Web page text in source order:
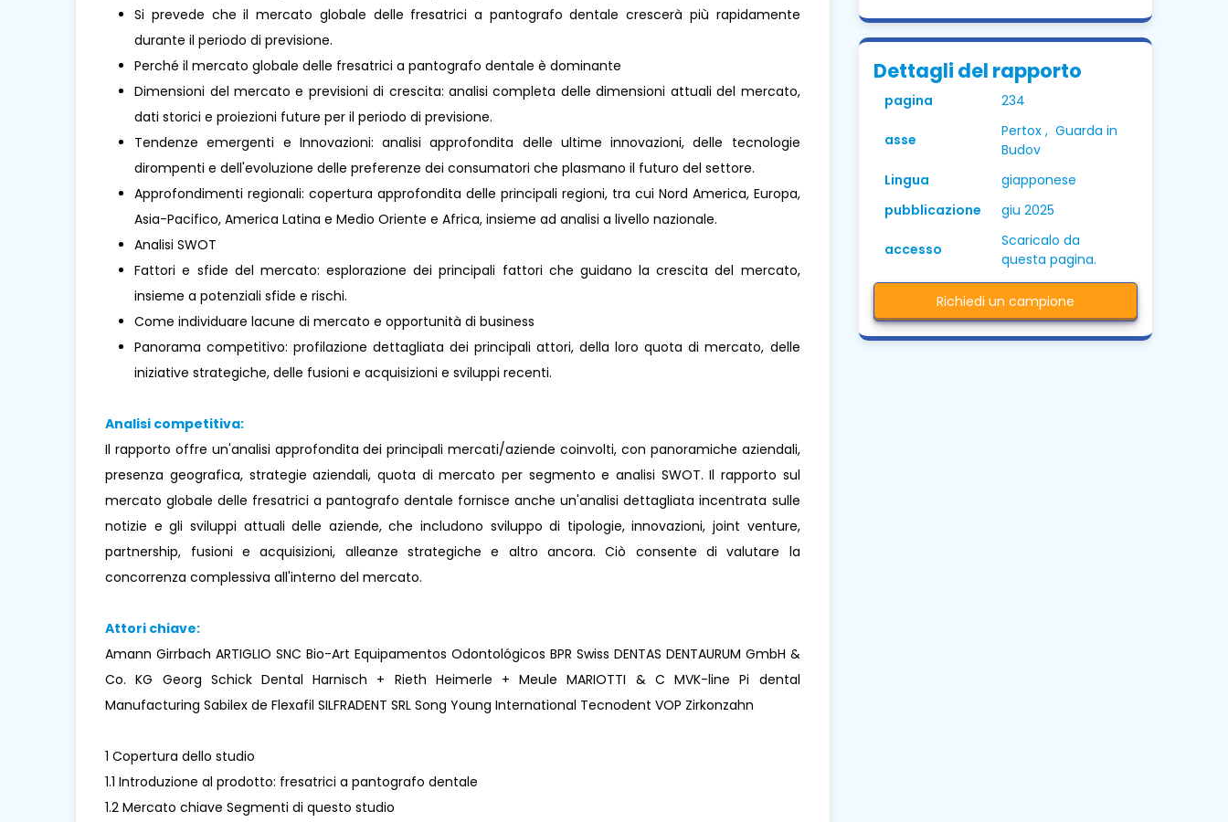
Si prevede che il mercato globale delle fresatrici a pantografo dentale crescerà più rapidamente
durante il periodo di previsione.
Perché il mercato globale delle fresatrici a pantografo dentale è dominante
Dimensioni del mercato e previsioni di crescita: analisi completa delle dimensioni attuali del mercato,
dati storici e proiezioni future per il periodo di previsione.
Tendenze emergenti e Innovazioni: analisi approfondita delle ultime innovazioni, delle tecnologie
dirompenti e dell'evoluzione delle preferenze dei consumatori che plasmano il futuro del settore.
Approfondimenti regionali: copertura approfondita delle principali regioni, tra cui Nord America, Europa,
Asia-Pacifico, America Latina e Medio Oriente e Africa, insieme ad analisi a livello nazionale.
Analisi SWOT
Fattori e sfide del mercato: esplorazione dei principali fattori che guidano la crescita del mercato,
insieme a potenziali sfide e rischi.
Come individuare lacune di mercato e opportunità di business
Panorama competitivo: profilazione dettagliata dei principali attori, della loro quota di mercato, delle
iniziative strategiche, delle fusioni e acquisizioni e sviluppi recenti.
Analisi competitiva:
Il rapporto offre un'analisi approfondita dei principali mercati/aziende coinvolti, con panoramiche aziendali,
presenza geografica, strategie aziendali, quota di mercato per segmento e analisi SWOT. Il rapporto sul
mercato globale delle fresatrici a pantografo dentale fornisce anche un'analisi dettagliata incentrata sulle
notizie e gli sviluppi attuali delle aziende, che includono sviluppo di tipologie, innovazioni, joint venture,
partnership, fusioni e acquisizioni, alleanze strategiche e altro ancora. Ciò consente di valutare la
concorrenza complessiva all'interno del mercato.
Attori chiave:
Amann Girrbach ARTIGLIO SNC Bio-Art Equipamentos Odontológicos BPR Swiss DENTAS DENTAURUM GmbH &
Co. KG Georg Schick Dental Harnisch + Rieth Heimerle + Meule MARIOTTI & C MVK-line Pi dental
Manufacturing Sabilex de Flexafil SILFRADENT SRL Song Young International Tecnodent VOP Zirkonzahn
1 Copertura dello studio
1.1 Introduzione al prodotto: fresatrici a pantografo dentale
1.2 Mercato chiave Segmenti di questo studio
Dettagli del rapporto
pagina 234
asse
Pertox , Guarda in
Budov
Lingua
giapponese
pubblicazione
giu 2025
accesso
Scaricalo da
questa pagina.
Richiedi un campione